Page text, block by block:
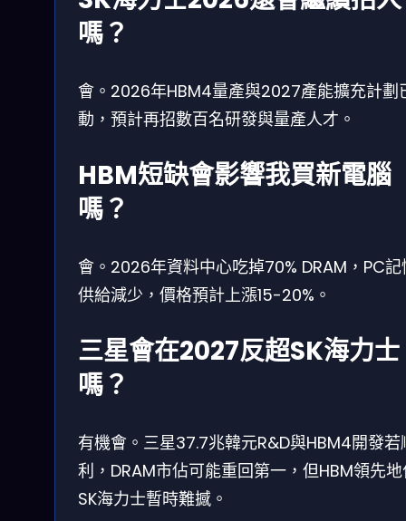
嗎？
會。2026年HBM4量產與2027產能擴充計劃
動，預計再招數百名研發與量產人才。
HBM短缺會影響我買新電腦
嗎？
會。2026年資料中心吃掉70% DRAM，PC記
供給減少，價格預計上漲15-20%。
三星會在2027反超SK海力士
嗎？
有機會。三星37.7兆韓元R&D與HBM4開發若
利，DRAM市佔可能重回第一，但HBM領先
SK海力士暫時難撼。